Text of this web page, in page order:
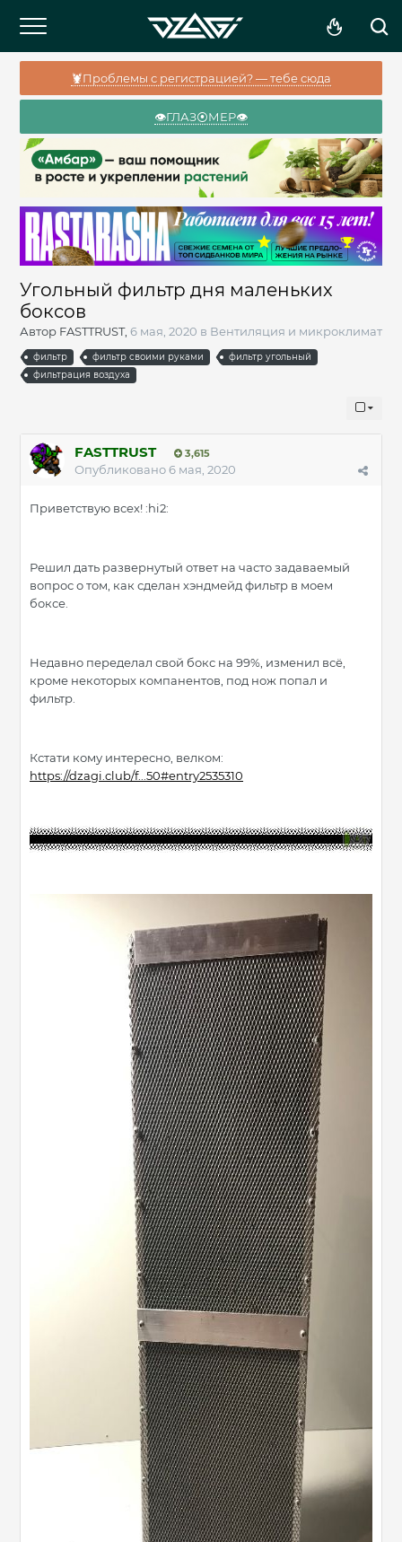
🦞Проблемы с регистрацией? — тебе сюда
👁️ГЛАЗ⦿МЕР👁️
Угольный фильтр дня маленьких
боксов
Автор FASTTRUST, 6 мая, 2020 в Вентиляция и микроклимат
фильтр фильтр своими руками
фильтр угольный
фильтрация воздуха
FASTTRUST 3,615
Опубликовано6 мая, 2020
Приветствую всех! :hi2:
Решил дать развернутый ответ на часто задаваемый
вопрос о том, как сделан хэндмейд фильтр в моем
боксе.
Недавно переделал свой бокс на 99%, изменил всё,
кроме некоторых компанентов, под нож попал и
фильтр.
Кстати кому интересно, велком:
https://dzagi.club/f...50#entry2535310